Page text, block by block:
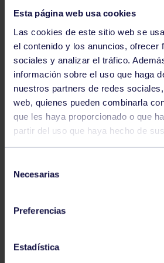
Esta página web usa cookies
Las cookies de este sitio web se
el contenido y los anuncios, ofrecer
sociales y analizar el tráfico.
información sobre el uso que haga
nuestros partners de redes
web, quienes pueden combinarla
que les haya proporcionado o que
partir del uso que haya hecho de
Necesarias
Preferencias
Estadística
Hockey 28 Jul 2026
ÓSCAR PALOMERO,
MUNDIAL
Hockey